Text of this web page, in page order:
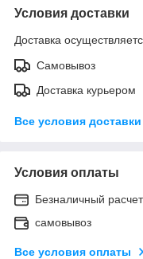
Условия доставки
Доставка
Самовывоз
Доставка курьером
Все условия доставки
Условия оплаты
Безналичный расчет
самовывоз
Все условия оплаты